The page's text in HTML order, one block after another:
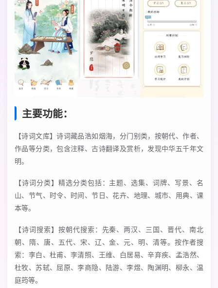
主要功能：
【诗词文库】诗词藏品浩如烟海，分门别类，按朝代、作者、
作品等分类，包含注释、古诗翻译及赏析，发现中华五千年文
明。
【诗词分类】精选分类包括：主题、选集、词牌、写景、名
山、节气、时令、时间、节日、花卉、地理、城市、用典、课
本等。
【诗词搜索】按朝代搜索：先秦、两汉、三国、晋代、南北
朝、隋、唐、五代、宋、辽、金、元、明、清等。按作者搜
索：李白、杜甫、李清照、王维、白居易、辛弃疾、孟浩然、
杜牧、苏轼、屈原、李商隐、陆游、李煜、陶渊明、柳永、温
庭筠等。